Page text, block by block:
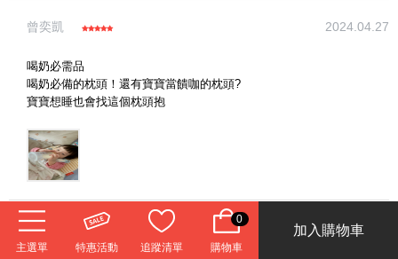
主選單 特惠活動 追蹤清單
0
購物車
加入購物車
圖片上傳 圖片上傳
曾奕凱 2024.04.27
喝奶必需品
喝奶必備的枕頭！還有寶寶當饋咖的枕頭?
寶寶想睡也會找這個枕頭抱
星萱 2024.03.19